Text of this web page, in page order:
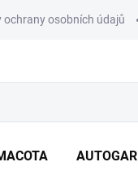
ochrany osobních údajů
AUTOGAR